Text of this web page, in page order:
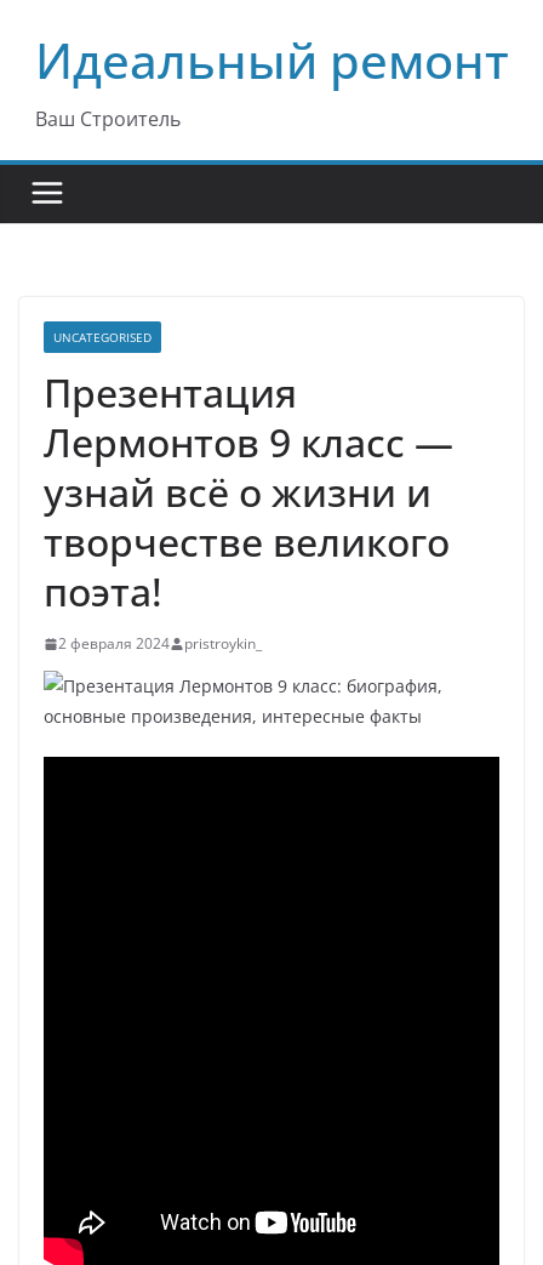
содержимому
Идеальный ремонт
Ваш Строитель
UNCATEGORISED
Презентация
Лермонтов 9 класс —
узнай всё о жизни и
творчестве великого
поэта!
2 февраля 2024 pristroykin_